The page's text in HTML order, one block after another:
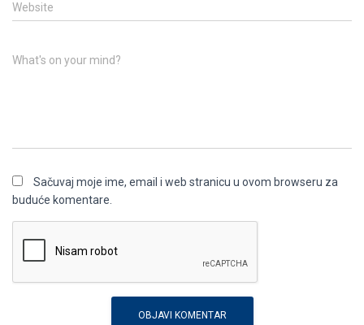
Website
What's on your mind?
Sačuvaj moje ime, email i web stranicu u ovom browseru za
buduće komentare.